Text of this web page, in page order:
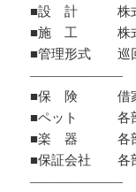
■設 計 株式
■施 工 株式
■管理形式 巡
―――――――
■保 険 借家人
■ペット 各部
■楽 器 各部
■保証会社 各
―――――――